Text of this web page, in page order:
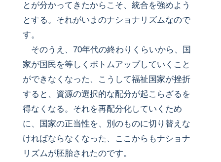
とが分かってきたからこそ、統合を強めよう
とする。それがいまのナショナリズムなので
す。
そのうえ、70年代の終わりくらいから、国
家が国民を等しくボトムアップしていくこと
ができなくなった、こうして福祉国家が挫折
すると、資源の選択的な配分が起こらざるを
得なくなる。それを再配分化していくため
に、国家の正当性を、別のものに切り替えな
ければならなくなった、ここからもナショナ
リズムが胚胎されたのです。